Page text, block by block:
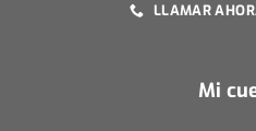
LLAMAR
Mi